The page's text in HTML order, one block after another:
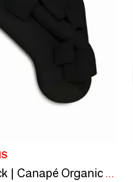
Organic Gamma Black | Canapé Organic sur mesure